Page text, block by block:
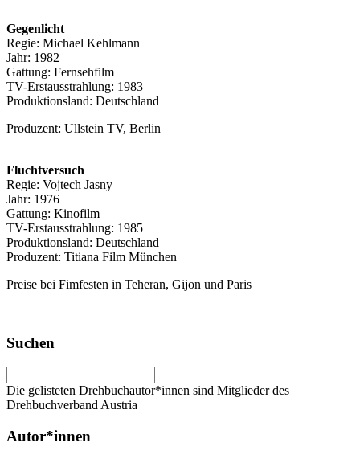
Gegenlicht
Regie: Michael Kehlmann
Jahr: 1982
Gattung: Fernsehfilm
TV-Erstausstrahlung: 1983
Produktionsland: Deutschland
Produzent: Ullstein TV, Berlin
Fluchtversuch
Regie: Vojtech Jasny
Jahr: 1976
Gattung: Kinofilm
TV-Erstausstrahlung: 1985
Produktionsland: Deutschland
Produzent: Titiana Film München
Preise bei Fimfesten in Teheran, Gijon und Paris
Suchen
Die gelisteten Drehbuchautor*innen sind Mitglieder des
Drehbuchverband Austria
Autor*innen